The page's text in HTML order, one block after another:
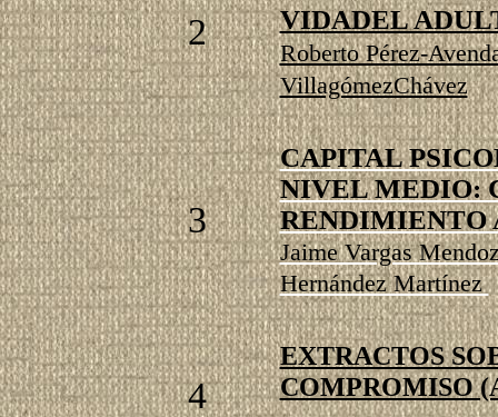
2
VIDADEL
Roberto Pérez-
VillagómezChávez
3
CAPITAL
NIVEL MEDIO:
RENDIMIENTO
Jaime Vargas
Hernández Martínez
4
EXTRACTOS
COMPROMISO